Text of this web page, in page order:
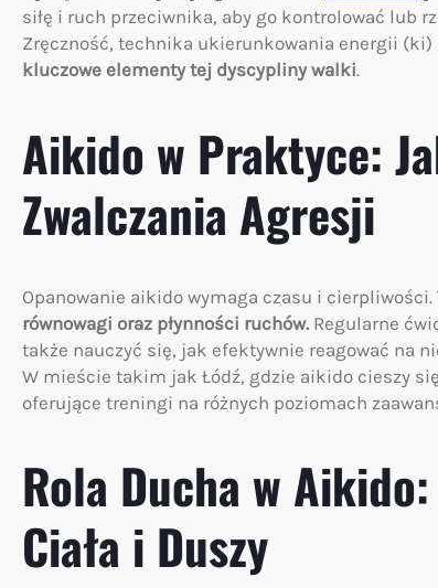
siłę i ruch przeciwnika, aby go kontrolować lub
Zręczność, technika ukierunkowania energii
kluczowe elementy tej dyscypliny walki.
Aikido w Praktyce:
Zwalczania Agresji
Opanowanie aikido wymaga czasu i cierpliwości.
równowagi oraz płynności ruchów. Regularne
także nauczyć się, jak efektywnie reagować na
W mieście takim jak Łódź, gdzie aikido cieszy
oferujące treningi na różnych poziomach
Rola Ducha w Aikido:
Ciała i Duszy